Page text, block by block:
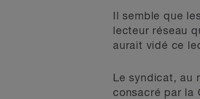
Il semble que
lecteur réseau
aurait vidé ce
Le syndicat, au
consacré par la